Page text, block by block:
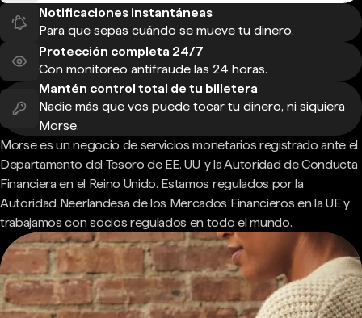
Notificaciones instantáneas
Para que sepas cuándo se mueve tu dinero.
Protección completa 24/7
Con monitoreo antifraude las 24 horas.
Mantén control total de tu billetera
Nadie más que vos puede tocar tu dinero, ni siquiera
Morse.
Morse es un negocio de servicios monetarios registrado ante el
Departamento del Tesoro de EE. UU. y la Autoridad de Conducta
Financiera en el Reino Unido. Estamos regulados por la
Autoridad Neerlandesa de los Mercados Financieros en la UE y
trabajamos con socios regulados en todo el mundo.